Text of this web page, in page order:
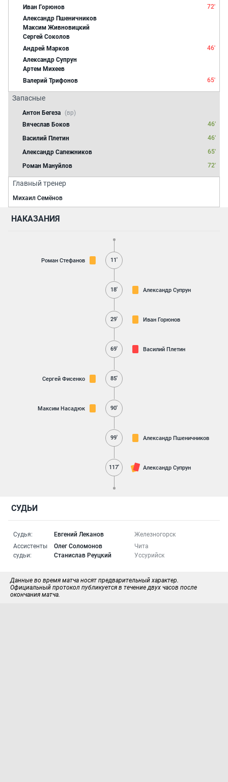
Иван Горюнов
72'
Александр Пшеничников
Максим Живновицкий
Сергей Соколов
Андрей Марков
46'
Александр Супрун
Артем Михеев
Валерий Трифонов
65'
Запасные
Антон Бегеза
(вр)
Вячеслав Боков
46'
Василий Плетин
46'
Александр Сапежников
65'
Роман Мануйлов
72'
Главный тренер
Михаил Семёнов
НАКАЗАНИЯ
Роман Стефанов 11'
18' Александр Супрун
29' Иван Горюнов
69' Василий Плетин
Сергей Фисенко 85'
Максим Насадюк 90'
99' Александр Пшеничников
117' Александр Супрун
СУДЬИ
Судья: Евгений Леканов
Железногорск
Ассистенты
судьи:
Олег Соломонов
Чита
Станислав Реуцкий
Уссурийск
Данные во время матча носят предварительный характер.
Официальный протокол публикуется в течение двух часов после
окончания матча.